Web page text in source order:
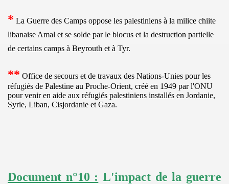
* La Guerre des Camps oppose les palestiniens à la milice chiite
libanaise Amal et se solde par le blocus et la destruction partielle
de certains camps à Beyrouth et à Tyr.
** Office de secours et de travaux des Nations-Unies pour les
réfugiés de Palestine au Proche-Orient, créé en 1949 par l'ONU
pour venir en aide aux réfugiés palestiniens installés en Jordanie,
Syrie, Liban, Cisjordanie et Gaza.
Document n°10 : L'impact de la guerre